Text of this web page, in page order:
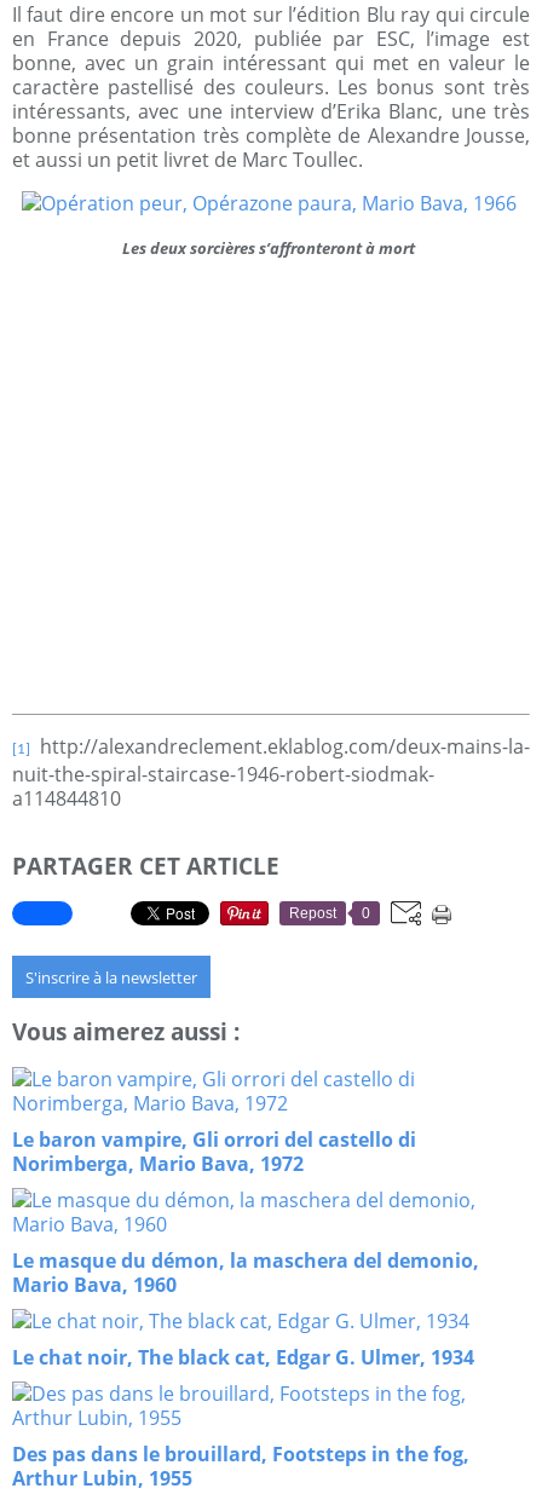
Il faut dire encore un mot sur l’édition Blu ray qui circule
en France depuis 2020, publiée par ESC, l’image est
bonne, avec un grain intéressant qui met en valeur le
caractère pastellisé des couleurs. Les bonus sont très
intéressants, avec une interview d’Erika Blanc, une très
bonne présentation très complète de Alexandre Jousse,
et aussi un petit livret de Marc Toullec.
Les deux sorcières s’affronteront à mort
[1]
http://alexandreclement.eklablog.com/deux-mains-la-
nuit-the-spiral-staircase-1946-robert-siodmak-
a114844810
PARTAGER CET ARTICLE
Repost 0
S'inscrire à la newsletter
Vous aimerez aussi :
Le baron vampire, Gli orrori del castello di
Norimberga, Mario Bava, 1972
Le masque du démon, la maschera del demonio,
Mario Bava, 1960
Le chat noir, The black cat, Edgar G. Ulmer, 1934
Des pas dans le brouillard, Footsteps in the fog,
Arthur Lubin, 1955